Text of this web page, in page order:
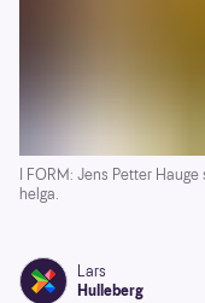
I FORM: Jens Petter
helga.
Lars
Hulleberg